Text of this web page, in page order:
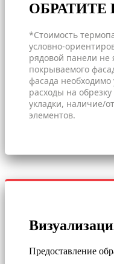
*Стоимость
условно-
рядовой панели не
покрываемого
фасада
расходы на
укладки, наличие/
элементов.
Предоставление